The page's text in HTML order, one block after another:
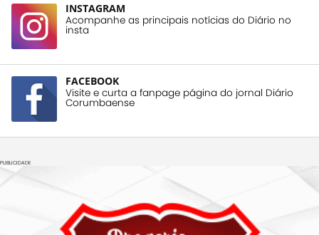
INSTAGRAM
Acompanhe as principais notícias do Diário no
insta
FACEBOOK
Visite e curta a fanpage página do jornal Diário
Corumbaense
PUBLICIDADE